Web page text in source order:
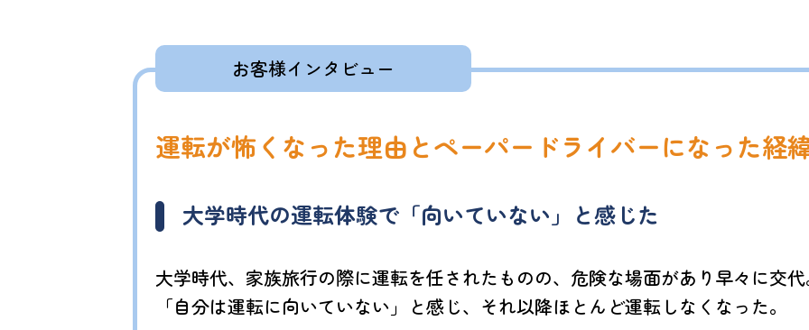
お客様インタビュー
運転が怖くなった理由とペーパードライバーになった経
大学時代の運転体験で「向いていない」と感じた
大学時代、家族旅行の際に運転を任されたものの、危険な場面があり早々に交
「自分は運転に向いていない」と感じ、それ以降ほとんど運転しなくなった。